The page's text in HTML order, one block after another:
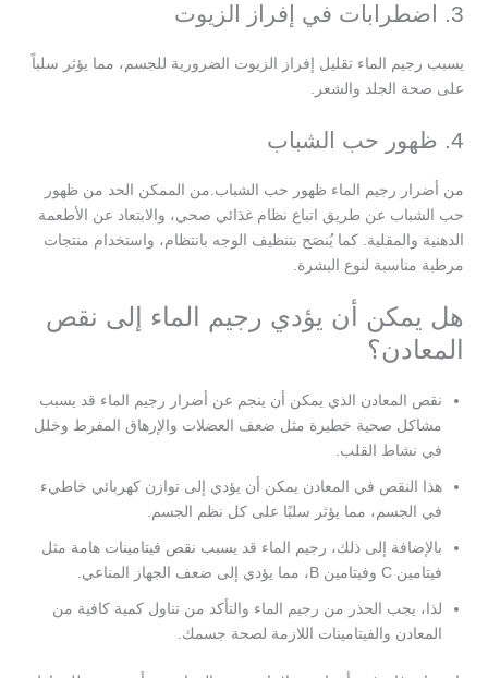
3. اضطرابات في إفراز الزيوت
يسبب رجيم الماء تقليل إفراز الزيوت الضرورية للجسم، مما يؤثر سلباً
على صحة الجلد والشعر.
4. ظهور حب الشباب
من أضرار رجيم الماء ظهور حب الشباب.من الممكن الحد من ظهور
حب الشباب عن طريق اتباع نظام غذائي صحي، والابتعاد عن الأطعمة
الدهنية والمقلية. كما يُنصَح بتنظيف الوجه بانتظام، واستخدام منتجات
مرطبة مناسبة لنوع البشرة.
هل يمكن أن يؤدي رجيم الماء إلى نقص
المعادن؟
نقص المعادن الذي يمكن أن ينجم عن أضرار رجيم الماء قد يسبب
مشاكل صحية خطيرة مثل ضعف العضلات والإرهاق المفرط وخلل
في نشاط القلب.
هذا النقص في المعادن يمكن أن يؤدي إلى توازن كهربائي خاطيء
في الجسم، مما يؤثر سلبًا على كل نظم الجسم.
بالإضافة إلى ذلك، رجيم الماء قد يسبب نقص فيتامينات هامة مثل
فيتامين C وفيتامين B، مما يؤدي إلى ضعف الجهاز المناعي.
لذا، يجب الحذر من رجيم الماء والتأكد من تناول كمية كافية من
المعادن والفيتامينات اللازمة لصحة جسمك.